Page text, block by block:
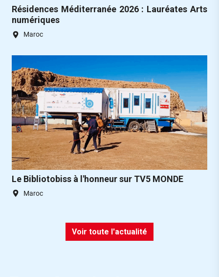
Résidences Méditerranée 2026 : Lauréates Arts
numériques
Maroc
Le Bibliotobiss à l'honneur sur TV5 MONDE
Maroc
Voir toute l'actualité